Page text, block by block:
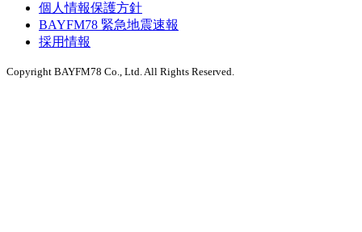
個人情報保護方針
BAYFM78 緊急地震速報
採用情報
Copyright BAYFM78 Co., Ltd. All Rights Reserved.